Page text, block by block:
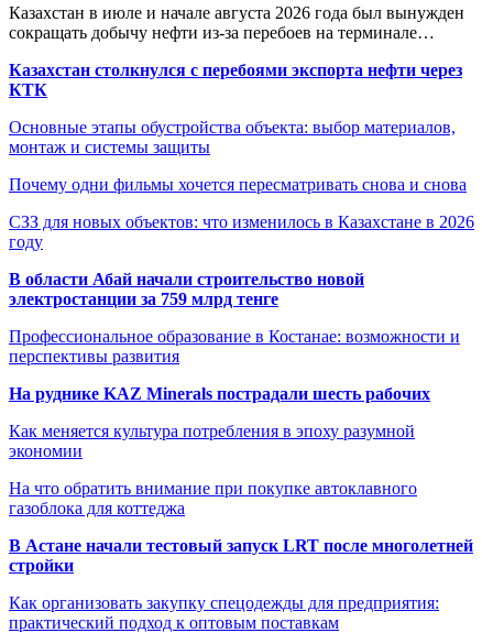
Казахстан в июле и начале августа 2026 года был вынужден
сокращать добычу нефти из-за перебоев на терминале…
Казахстан столкнулся с перебоями экспорта нефти через
КТК
Основные этапы обустройства объекта: выбор материалов,
монтаж и системы защиты
Почему одни фильмы хочется пересматривать снова и снова
СЗЗ для новых объектов: что изменилось в Казахстане в 2026
году
В области Абай начали строительство новой
электростанции за 759 млрд тенге
Профессиональное образование в Костанае: возможности и
перспективы развития
На руднике KAZ Minerals пострадали шесть рабочих
Как меняется культура потребления в эпоху разумной
экономии
На что обратить внимание при покупке автоклавного
газоблока для коттеджа
В Астане начали тестовый запуск LRT после многолетней
стройки
Как организовать закупку спецодежды для предприятия:
практический подход к оптовым поставкам